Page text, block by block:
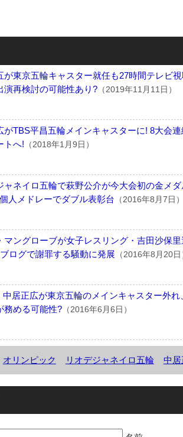
が東京五輪キャスター就任も27時間テレビ
演再検討の可能性あり? （2019年11月11日）
がTBS平昌五輪メインキャスターに! 8大会
トへ! （2018年1月9日）
ャネイロ五輪で萩野公介が今大会初の金メ
人メドレーでダブル表彰台 （2016年8月7日）
マングローブが女子レスリング・吉田沙保
ログで謝罪する騒動に発展 （2016年8月20日
中居正広が東京五輪のメインキャスター外
務める可能性? （2016年6月6日）
オリンピック リオデジャネイロ五輪 中